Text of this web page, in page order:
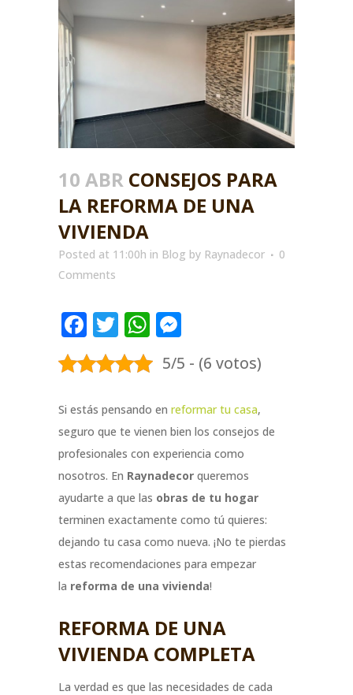
10 ABR CONSEJOS PARA
LA REFORMA DE UNA
VIVIENDA
Posted at 11:00h in Blog by Raynadecor
0
Comments
Facebook
TwitterWhatsApp
5/5 - (6 votos)
Si estás pensando en reformar tu casa,
seguro que te vienen bien los consejos de
profesionales con experiencia como
nosotros. En Raynadecor queremos
ayudarte a que las obras de tu hogar
terminen exactamente como tú quieres:
dejando tu casa como nueva. ¡No te pierdas
estas recomendaciones para empezar
la reforma de una vivienda!
REFORMA DE UNA
VIVIENDA COMPLETA
La verdad es que las necesidades de cada